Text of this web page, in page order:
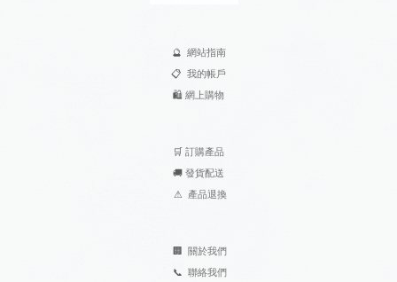
🔮 網站指南
📋 我的帳戶
🛍️ 網上購物
🛒 訂購產品
🚚 發貨配送
⚠ 產品退換
🏢 關於我們
📞 聯絡我們